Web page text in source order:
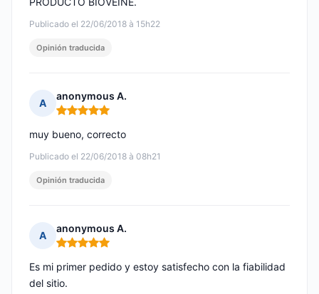
Publicado el 22/06/2018 à 15h22
Opinión traducida
A
anonymous A.
Nota: 5 de 5
Publicado el 22/06/2018 à 08h21
muy bueno, correcto
Opinión traducida
A
anonymous A.
Nota: 5 de 5
Es mi primer pedido y estoy satisfecho con la fiabilidad
del sitio.